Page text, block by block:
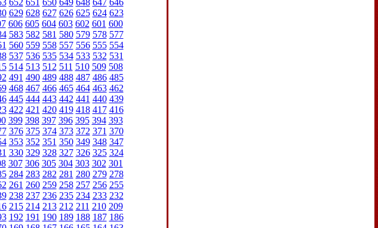
629 628 627 626 625 624 623
606 605 604 603 602 601 600
583 582 581 580 579 578 577
560 559 558 557 556 555 554
537 536 535 534 533 532 531
514 513 512 511 510 509 508
491 490 489 488 487 486 485
468 467 466 465 464 463 462
445 444 443 442 441 440 439
422 421 420 419 418 417 416
399 398 397 396 395 394 393
376 375 374 373 372 371 370
353 352 351 350 349 348 347
330 329 328 327 326 325 324
307 306 305 304 303 302 301
284 283 282 281 280 279 278
261 260 259 258 257 256 255
238 237 236 235 234 233 232
215 214 213 212 211 210 209
192 191 190 189 188 187 186